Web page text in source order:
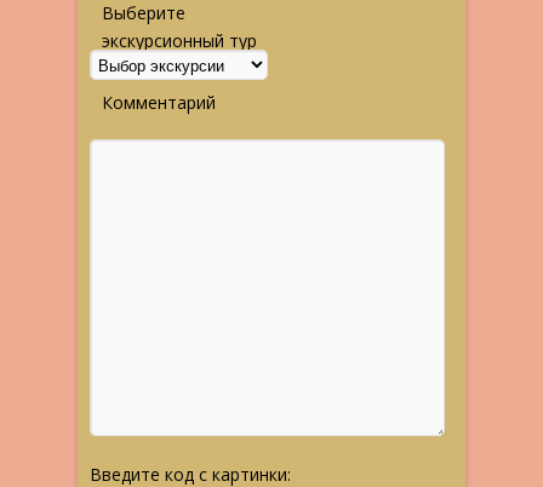
Выберите
экскурсионный тур
Комментарий
Введите код с картинки: